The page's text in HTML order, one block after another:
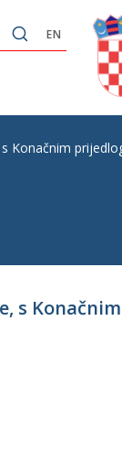
EN
s Konačnim